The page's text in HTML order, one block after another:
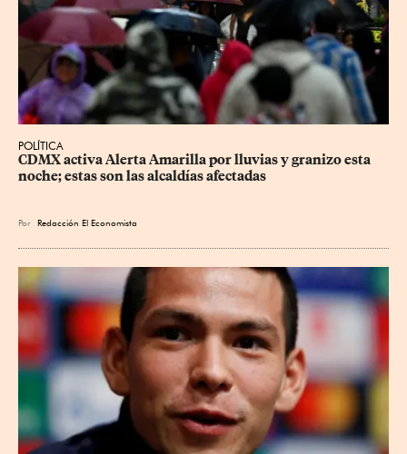
POLÍTICA
CDMX activa Alerta Amarilla por lluvias y granizo esta
noche; estas son las alcaldías afectadas
Por Redacción El Economista